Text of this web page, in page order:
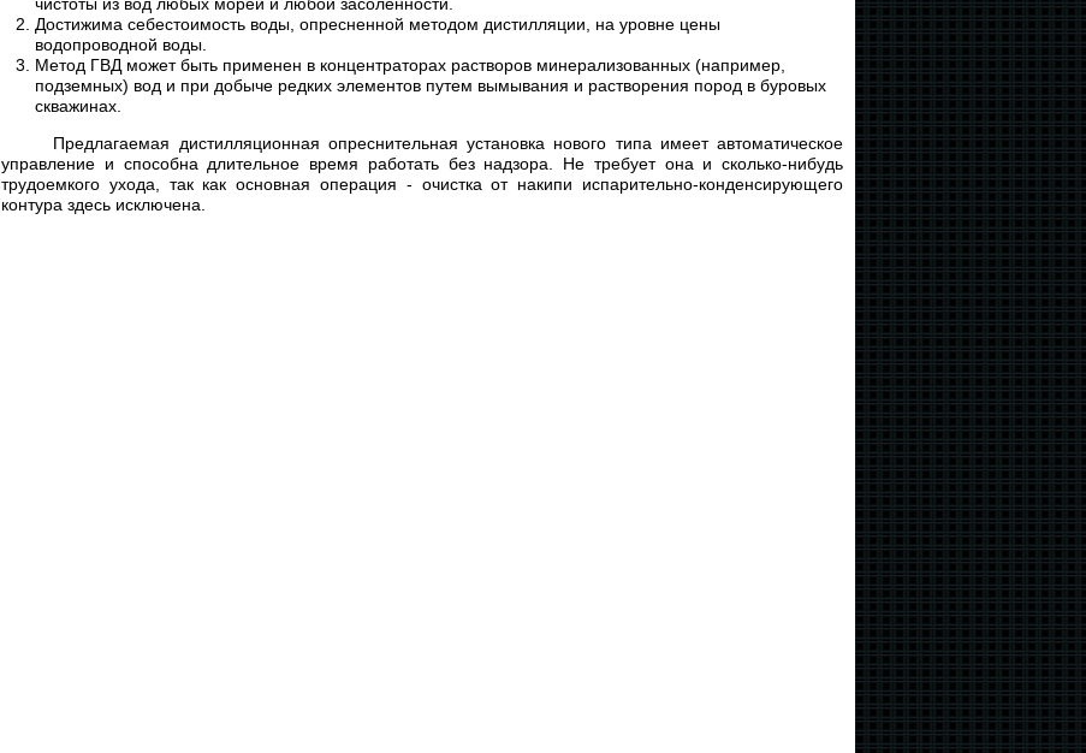
Достижима себестоимость воды, опресненной методом дистилляции, на уровне цены
водопроводной воды.
Метод ГВД может быть применен в концентраторах растворов минерализованных (например,
подземных) вод и при добыче редких элементов путем вымывания и растворения пород в буровых
скважинах.
Предлагаемая дистилляционная опреснительная установка нового типа имеет автоматическое
управление и способна длительное время работать без надзора. Не требует она и сколько-нибудь
трудоемкого ухода, так как основная операция - очистка от накипи испарительно-конденсирующего
контура здесь исключена.